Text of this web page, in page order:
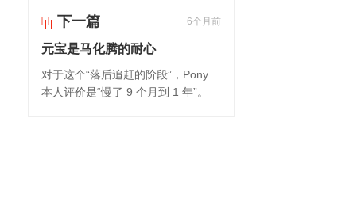
下一篇 6个月前
元宝是马化腾的耐心
对于这个“落后追赶的阶段”，Pony
本人评价是“慢了 9 个月到 1 年”。